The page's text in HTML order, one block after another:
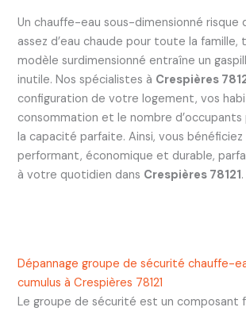
Un chauffe-eau sous-dimensionné risque
assez d’eau chaude pour toute la famille,
modèle surdimensionné entraîne un
inutile. Nos spécialistes à Crespières
configuration de votre logement, vos
consommation et le nombre
la capacité parfaite. Ainsi, vous bénéficiez
performant, économique et durable,
à votre quotidien dans Crespières 78121.
Dépannage groupe de sécurité chauffe-
cumulus à Crespières 78121
Le groupe de sécurité est un composant